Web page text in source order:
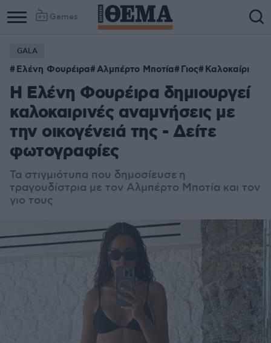
Games
GALA
Ελένη Φουρέιρα Αλμπέρτο Μποτία Γιος Καλοκαίρι
Η Ελένη Φουρέιρα δημιουργεί
καλοκαιρινές αναμνήσεις με
την οικογένειά της - Δείτε
φωτογραφίες
Τα στιγμιότυπα που δημοσίευσε η
τραγουδίστρια με τον Αλμπέρτο Μποτία και τον
γιο τους